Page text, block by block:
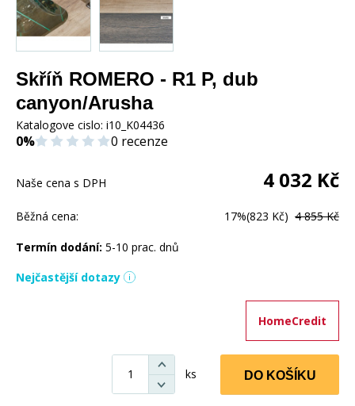
Skříň ROMERO - R1 P, dub
canyon/Arusha
Katalogove cislo: i10_K04436
0% 0 recenze
Naše cena s DPH 4 032 Kč
Běžná cena: 17%(823 Kč) 4 855 Kč
Termín dodání: 5-10 prac. dnů
Nejčastější dotazy
HomeCredit
ks DO KOŠÍKU